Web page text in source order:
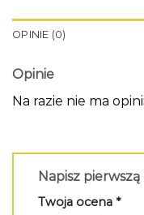
OPINIE (0)
Opinie
Na razie nie ma
Napisz
Twoja ocena *